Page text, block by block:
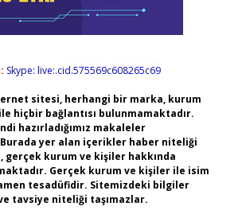
Skype: live:.cid.575569c608265c69
sitesi, herhangi bir marka, kurum
hiçbir bağlantısı bulunmamaktadır.
hazırladığımız makaleler
Burada yer alan içerikler haber niteliği
gerçek kurum ve kişiler hakkında
Gerçek kurum ve kişiler ile isim
tesadüfidir. Sitemizdeki bilgiler
tavsiye niteliği taşımazlar.